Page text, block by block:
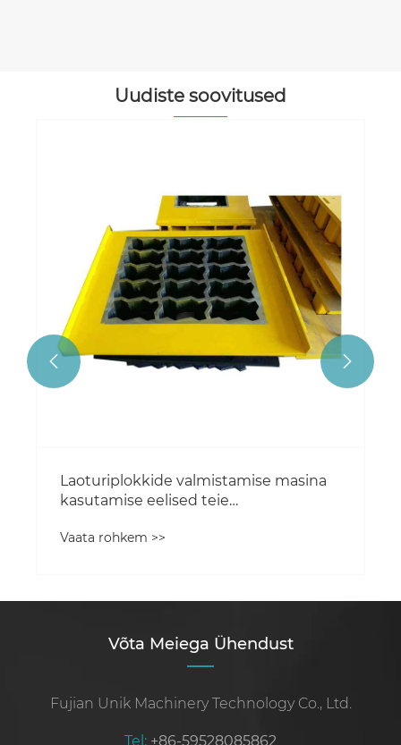
Uudiste soovitused
Laoturiplokkide valmistamise masina
kasutamise eelised teie
Vaata rohkem >>
 
Võta Meiega Ühendust
Fujian Unik Machinery Technology Co., Ltd.
Tel: +86-59528085862